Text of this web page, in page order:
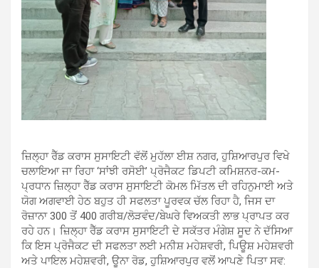
ਜ਼ਿਲ੍ਹਾ ਰੈੱਡ ਕਰਾਸ ਸੁਸਾਇਟੀ ਵੱਲੋਂ ਮੁਹੱਲਾ ਈਸ਼ ਨਗਰ, ਹੁਸ਼ਿਆਰਪੁਰ ਵਿਖੇ
ਚਲਾਇਆ ਜਾ ਰਿਹਾ ‘ਸਾਂਝੀ ਰਸੋਈ’ ਪ੍ਰੋਜੈਕਟ ਡਿਪਟੀ ਕਮਿਸ਼ਨਰ-ਕਮ-
ਪ੍ਰਧਾਨ ਜ਼ਿਲ੍ਹਾ ਰੈੱਡ ਕਰਾਸ ਸੁਸਾਇਟੀ ਕੋਮਲ ਮਿੱਤਲ ਦੀ ਰਹਿਨੁਮਾਈ ਅਤੇ
ਯੋਗ ਅਗਵਾਈ ਹੇਠ ਬਹੁਤ ਹੀ ਸਫਲਤਾ ਪੂਰਵਕ ਚੱਲ ਰਿਹਾ ਹੈ, ਜਿਸ ਦਾ
ਰੋਜ਼ਾਨਾ 300 ਤੋਂ 400 ਗਰੀਬ/ਲੋੜਵੰਦ/ਬੇਘਰੇ ਵਿਅਕਤੀ ਲਾਭ ਪ੍ਰਾਪਤ ਕਰ
ਰਹੇ ਹਨ। ਜ਼ਿਲ੍ਹਾ ਰੈੱਡ ਕਰਾਸ ਸੁਸਾਇਟੀ ਦੇ ਸਕੱਤਰ ਮੰਗੇਸ਼ ਸੂਦ ਨੇ ਦੱਸਿਆ
ਕਿ ਇਸ ਪ੍ਰੋਜੈਕਟ ਦੀ ਸਫਲਤਾ ਲਈ ਮਨੀਸ਼ ਮਹੇਸ਼ਵਰੀ, ਪਿਊਸ਼ ਮਹੇਸ਼ਵਰੀ
ਅਤੇ ਪਾਇਲ ਮਹੇਸ਼ਵਰੀ, ਊਨਾ ਰੋਡ, ਹੁਸ਼ਿਆਰਪੁਰ ਵਲੋਂ ਆਪਣੇ ਪਿਤਾ ਸਵ: